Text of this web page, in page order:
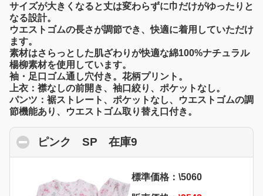
サイズが大きくなると丈は変わらずに巾だけがゆったりと
なる設計。
ウエストゴムの長さが調節でき、快適に着用していただけ
ます。
素材はさらっとした肌ざわりが快適な綿100%ナチュラル
楊柳素材を使用しています。
袖・足口ゴム通し穴付き。花柄プリント。
上衣：襟なしの前開き、袖口絞り、ポケットなし。
パンツ：裾ストレート、ポケットなし、ウエストゴムの調
節機能あり、ウエストゴム取り替え口付き。
ピンク SP 在庫9
標準価格：\5060